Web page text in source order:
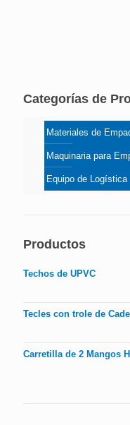
Categorías de
Materiales de
Maquinaria para
Equipo de Logística
Productos
Techos de UPVC
Tecles con trole de
Carretilla de 2 Mangos